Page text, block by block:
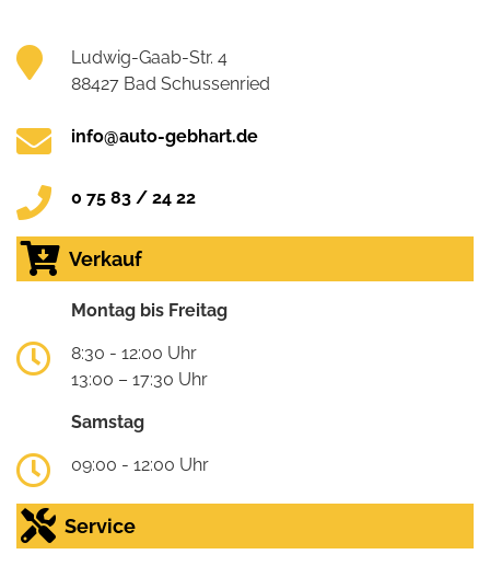
Ludwig-Gaab-Str. 4
88427 Bad Schussenried
info@auto-gebhart.de
0 75 83 / 24 22
Verkauf
Montag bis Freitag
8:30 - 12:00 Uhr
13:00 – 17:30 Uhr
Samstag
09:00 - 12:00 Uhr
Service